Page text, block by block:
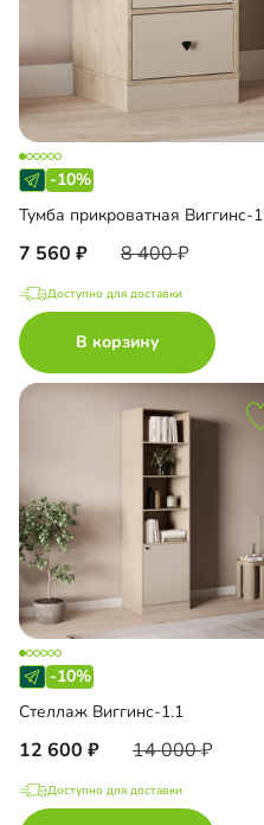
-10%
Тумба прикроватная Виггинс-1
7 560 8 400
Доступно для доставки
В корзину
-10%
Стеллаж Виггинс-1.1
12 600 14 000
Доступно для доставки